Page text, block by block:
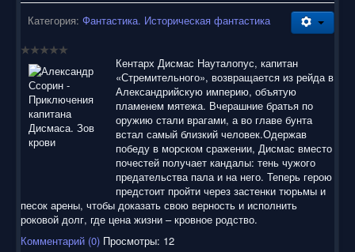
Категория: Фантастика. Историческая фантастика
Кентарх Дисмас Науталопус, капитан
«Стремительного», возвращается из рейда в
Александрийскую империю, объятую
пламенем мятежа. Вчерашние братья по
оружию стали врагами, а во главе бунта
встал самый близкий человек.Одержав
победу в морском сражении, Дисмас вместо
почестей получает кандалы: тень чужого
предательства пала и на него. Теперь герою
предстоит пройти через застенки тюрьмы и
песок арены, чтобы доказать свою верность и исполнить
роковой долг, где цена жизни – кровное родство.
Комментарий (0) Просмотры: 12